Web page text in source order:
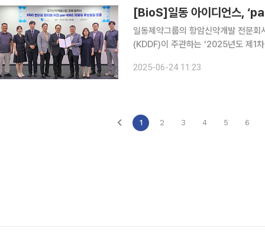
[BioS]일동 아이디언스,
일동제약그룹의 항암신약개발 전문
(KDDF)이 주관하는 ‘2025년도 제1
대장암 등을 표적으로 하는 pan-
2025-06-24 11:23
1 2 3 4 5 6